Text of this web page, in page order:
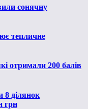
сонячну
тепличне
отримали 200 балів
8 ділянок
грн